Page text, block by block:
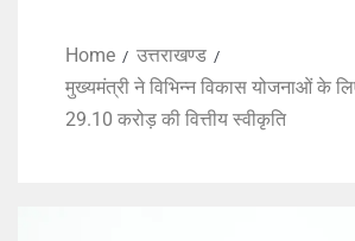
Home
उत्तराखण्ड
मुख्यमंत्री ने विभिन्न विकास योजनाओं के
29.10 करोड़ की वित्तीय स्वीकृति